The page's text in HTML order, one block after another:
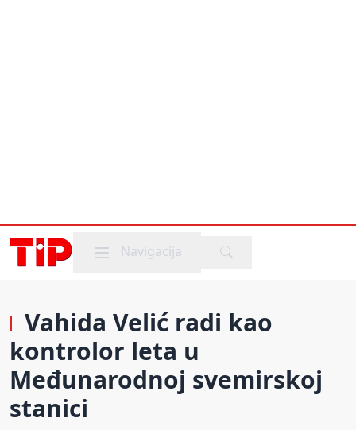
Mobile menu
Navigacija
Vahida Velić radi kao
kontrolor leta u
Međunarodnoj svemirskoj
stanici